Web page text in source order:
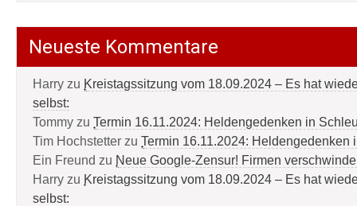
Neueste Kommentare
Harry zu Kreistagssitzung vom 18.09.2024 – Es hat
selbst:
Tommy zu Termin 16.11.2024: Heldengedenken in
Tim Hochstetter zu Termin 16.11.2024: Heldengedenken
Ein Freund zu Neue Google-Zensur! Firmen
Harry zu Kreistagssitzung vom 18.09.2024 – Es hat
selbst: